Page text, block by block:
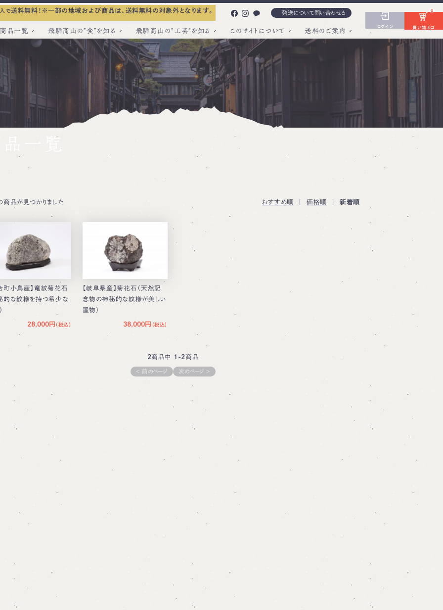
で送料無料！ ※一部の地域および商品は、送料無料の対象外となります。 発送について問い合わせる
品一覧 飛騨高山の”食”を知る 飛騨高山の”工芸”を知る このサイトについて 送料のご案内
ログイン 買い物カゴ
0
商品が見つかりました おすすめ順 |価格順 |新着順
町小鳥産】竜紋菊花石
的な紋様を持つ希少な
28,000円
【岐阜県産】菊花石（天然記
念物の神秘的な紋様が美しい
置物）
38,000円
2商品中 1-2商品
＜ 前のページ 次のページ ＞